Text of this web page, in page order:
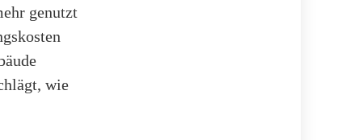
genutzt
wie